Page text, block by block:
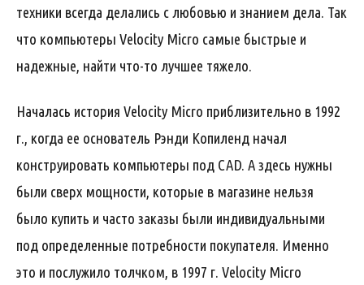
техники всегда делались с любовью и знанием дела. Так
что компьютеры Velocity Micro самые быстрые и
надежные, найти что-то лучшее тяжело.
Началась история Velocity Micro приблизительно в 1992
г., когда ее основатель Рэнди Копиленд начал
конструировать компьютеры под CAD. А здесь нужны
были сверх мощности, которые в магазине нельзя
было купить и часто заказы были индивидуальными
под определенные потребности покупателя. Именно
это и послужило толчком, в 1997 г. Velocity Micro